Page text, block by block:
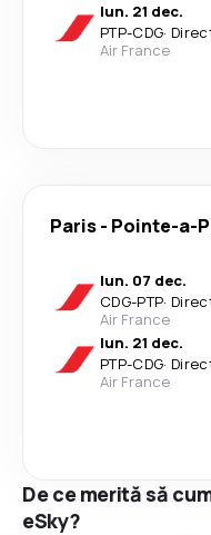
lun. 21 dec.
PTP-CDG·
Air France
Paris- Pointe-a-
lun. 07 dec.
CDG-PTP·
Air France
lun. 21 dec.
PTP-CDG·
Air France
De ce merită să
eSky?